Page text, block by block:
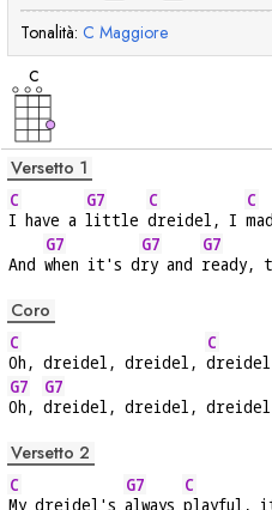
Tonalità: C Maggiore
C
accordo
Versetto 1
C
I have a
G7
little
C
dreidel, I
C
And
G7
when it's d
G7
ry and
G7
ready,
Coro
C
Oh, dreidel, dreidel,
C
G7
Oh,
G7
dreidel, dreidel,
Versetto 2
C
My dreidel's
G7
always
C
playful,